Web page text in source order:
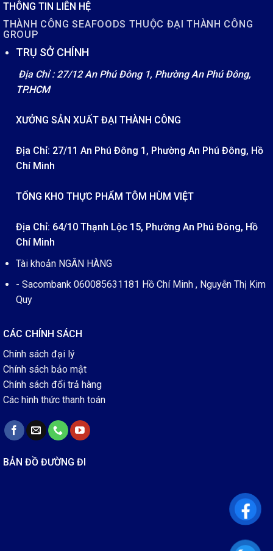
THÔNG TIN LIÊN HỆ
THÀNH CÔNG SEAFOODS THUỘC ĐẠI THÀNH CÔNG
GROUP
TRỤ SỞ CHÍNH
Địa Chỉ : 27/12 An Phú Đông 1, Phường An Phú Đông,
TP.HCM
XƯỞNG SẢN XUẤT ĐẠI THÀNH CÔNG
Địa Chỉ: 27/11 An Phú Đông 1, Phường An Phú Đông, Hồ
Chí Minh
TỔNG KHO THỰC PHẨM TÔM HÙM VIỆT
Địa Chỉ: 64/10 Thạnh Lộc 15, Phường An Phú Đông, Hồ
Chí Minh
Tài khoản NGÂN HÀNG
- Sacombank 060085631181 Hồ Chí Minh , Nguyễn Thị Kim
Quy
CÁC CHÍNH SÁCH
Chính sách đại lý
Chính sách bảo mật
Chính sách đổi trả hàng
Các hình thức thanh toán
BẢN ĐỒ ĐƯỜNG ĐI